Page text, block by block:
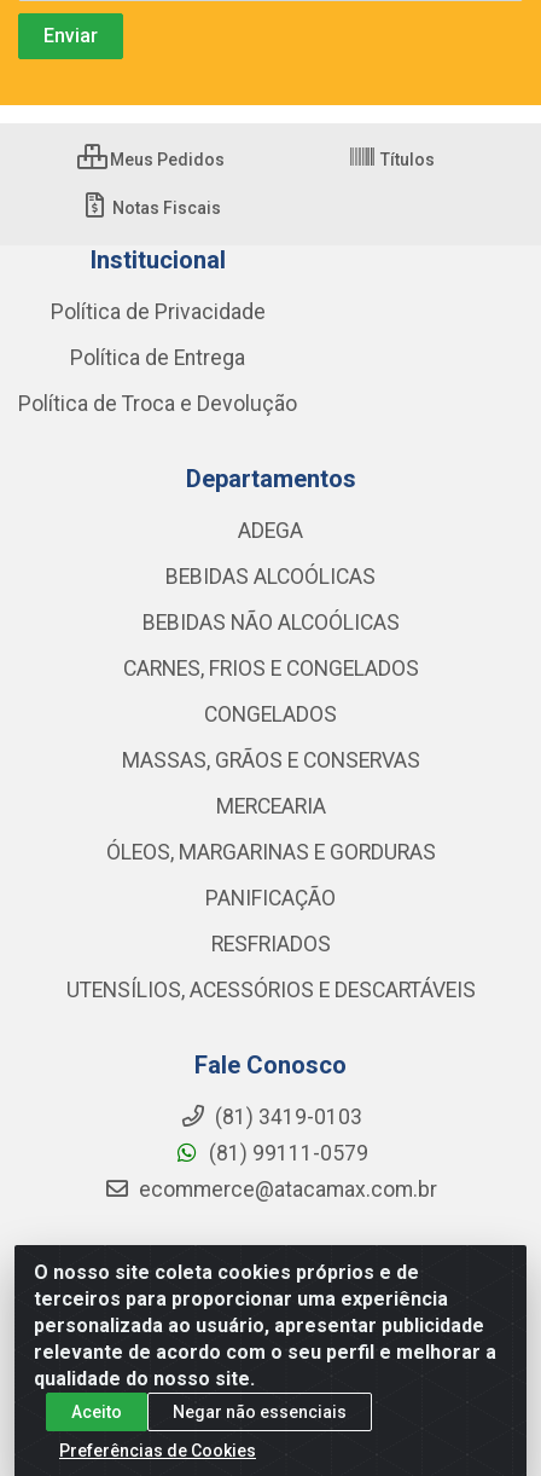
O nosso site coleta cookies próprios e de
terceiros para proporcionar uma experiência
personalizada ao usuário, apresentar publicidade
relevante de acordo com o seu perfil e melhorar a
qualidade do nosso site.
Aceito
Negar não essenciais
Preferências de Cookies
Meus Pedidos Títulos
Notas Fiscais
Institucional
Política de Privacidade
Política de Entrega
Política de Troca e Devolução
Departamentos
ADEGA
BEBIDAS ALCOÓLICAS
BEBIDAS NÃO ALCOÓLICAS
CARNES, FRIOS E CONGELADOS
CONGELADOS
MASSAS, GRÃOS E CONSERVAS
MERCEARIA
ÓLEOS, MARGARINAS E GORDURAS
PANIFICAÇÃO
RESFRIADOS
UTENSÍLIOS, ACESSÓRIOS E DESCARTÁVEIS
Fale Conosco
(81) 3419-0103
(81) 99111-0579
ecommerce@atacamax.com.br
Atacamax Importadora de Alimentos LTDA - RODOVIA BR-
101 - SUL, KM 79,60 GP E GALPAO:D - Muribeca, Jaboatão dos
Guararapes - PE, 54355-010 - CNPJ 08.305.623/0001-84